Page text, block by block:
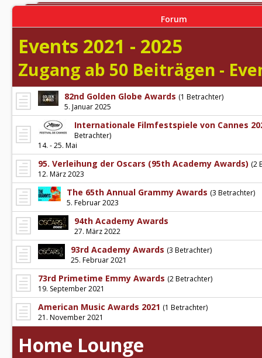
Forum
Events 2021 - 2025
Zugang ab 50 Beiträgen -
82nd Golden Globe Awards (1 Betrachter)
5. Januar 2025
Internationale Filmfestspiele von Cannes
Betrachter)
14. - 25. Mai
95. Verleihung der Oscars (95th Academy Awards) (2
12. März 2023
The 65th Annual Grammy Awards (3 Betrachter)
5. Februar 2023
94th Academy Awards
27. März 2022
93rd Academy Awards (3 Betrachter)
25. Februar 2021
73rd Primetime Emmy Awards (2 Betrachter)
19. September 2021
American Music Awards 2021 (1 Betrachter)
21. November 2021
Home Lounge